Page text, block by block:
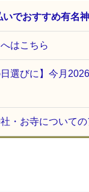
でおすすめ有名
はこちら
日選びに】今月
・お寺についての